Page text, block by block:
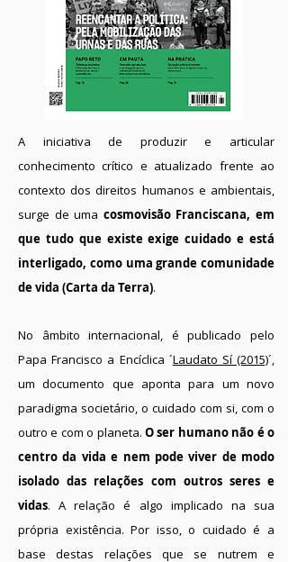
A iniciativa de produzir e articular
conhecimento crítico e atualizado frente ao
contexto dos direitos humanos e ambientais,
surge de uma cosmovisão Franciscana, em
que tudo que existe exige cuidado e está
interligado, como uma grande comunidade
de vida (Carta da Terra).
No âmbito internacional, é publicado pelo
Papa Francisco a Encíclica ´Laudato Sí (2015)´,
um documento que aponta para um novo
paradigma societário, o cuidado com si, com o
outro e com o planeta. O ser humano não é o
centro da vida e nem pode viver de modo
isolado das relações com outros seres e
vidas. A relação é algo implicado na sua
própria existência. Por isso, o cuidado é a
base destas relações que se nutrem e